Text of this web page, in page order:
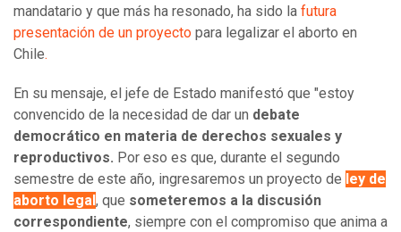
mandatario y que más ha resonado, ha sido la futura
presentación de un proyecto para legalizar el aborto en
Chile.
En su mensaje, el jefe de Estado manifestó que "estoy
convencido de la necesidad de dar un debate
democrático en materia de derechos sexuales y
reproductivos. Por eso es que, durante el segundo
semestre de este año, ingresaremos un proyecto de ley de
aborto legal , que someteremos a la discusión
correspondiente, siempre con el compromiso que anima a